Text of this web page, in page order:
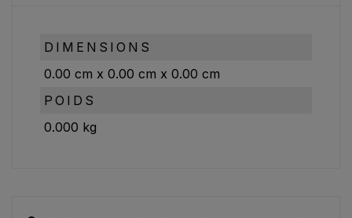
DIMENSIONS
0.00 cm x 0.00 cm x 0.00 cm
POIDS
0.000 kg